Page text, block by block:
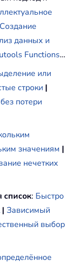
Создание
данных и
Functions…
или
строки |
потери
значениям |
нечетких
: Быстро
| Зависимый
выбор